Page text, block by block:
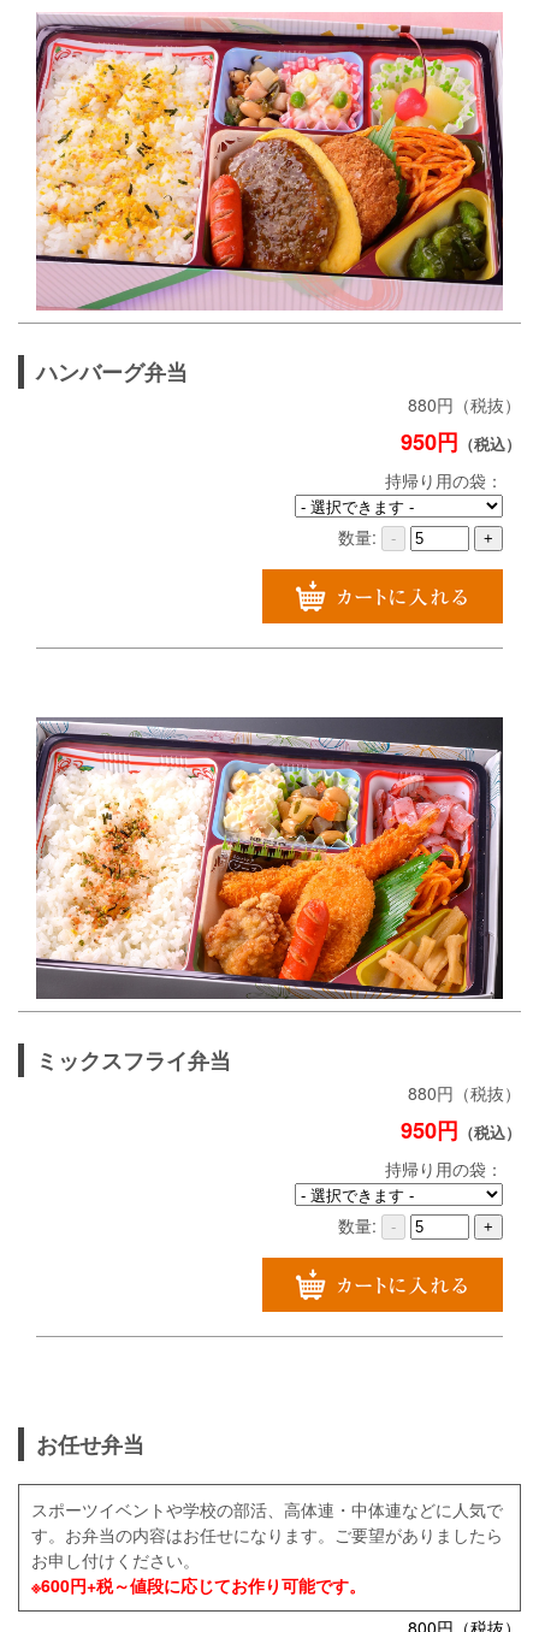
ハンバーグ弁当
880円（税抜）
950円 （税込）
持帰り用の袋：
数量: - +
ミックスフライ弁当
880円（税抜）
950円 （税込）
持帰り用の袋：
数量: - +
お任せ弁当
スポーツイベントや学校の部活、高体連・中体連などに人気で
す。お弁当の内容はお任せになります。ご要望がありましたら
お申し付けください。
※600円+税～値段に応じてお作り可能です。
800円（税抜）